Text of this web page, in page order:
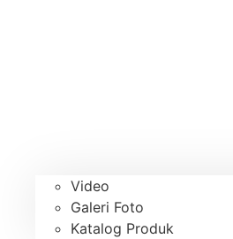
Video
Galeri Foto
Katalog Produk